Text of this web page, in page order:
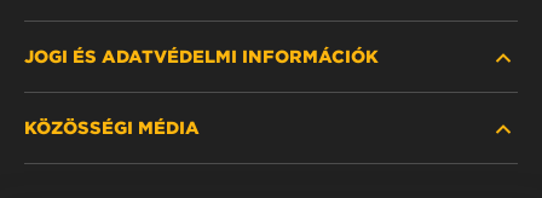
HOL KAPHATÓ
JOGI ÉS ADATVÉDELMI INFORMÁCIÓK
KÖZÖSSÉGI MÉDIA